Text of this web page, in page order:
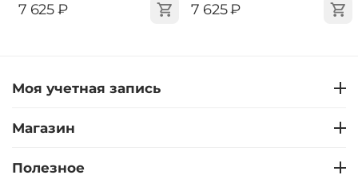
‍7 625‍₽ ‍7 625‍₽
Моя учетная запись
Магазин
Полезное